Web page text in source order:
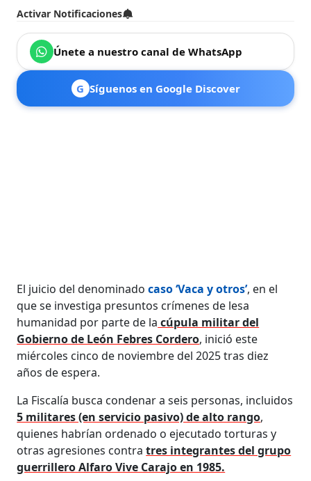
Activar Notificaciones
Únete a nuestro canal de WhatsApp
G Síguenos en Google Discover
El juicio del denominadocaso ‘Vaca y otros’, en el
que se investiga presuntos crímenes de lesa
humanidad por parte de la cúpula militar del
Gobierno de León Febres Cordero, inició este
miércoles cinco de noviembre del 2025 tras diez
años de espera.
La Fiscalía busca condenar a seis personas, incluidos
5 militares (en servicio pasivo) de alto rango,
quienes habrían ordenado o ejecutado torturas y
otras agresiones contratres integrantes del grupo
guerrillero Alfaro Vive Carajo en 1985.